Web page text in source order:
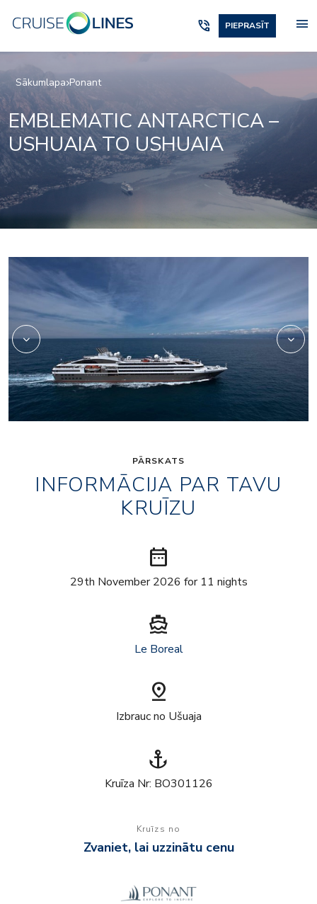
phone_in_talk PIEPRASĪT menu
Sākumlapa Ponant
EMBLEMATIC ANTARCTICA –
USHUAIA TO USHUAIA
PĀRSKATS
INFORMĀCIJA PAR TAVU
KRUĪZU
date_range
29th November 2026 for 11 nights
directions_boat
Le Boreal
pin_drop
Izbrauc no Ušuaja
anchor
Kruīza Nr: BO301126
Kruīzs no
Zvaniet, lai uzzinātu cenu